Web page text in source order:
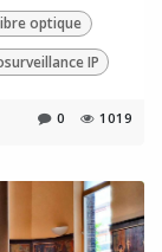
optique
IP
0 1019